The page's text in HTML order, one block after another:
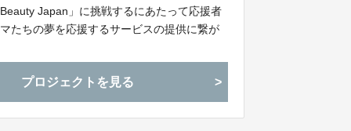
Japan」に挑戦するにあたって応援者
たちの夢を応援するサービスの提供に繋が
プロジェクトを見る